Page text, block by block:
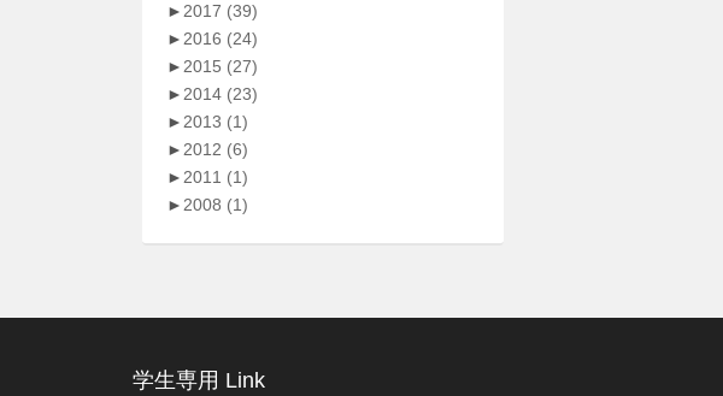
► 2017 (39)
► 2016 (24)
► 2015 (27)
► 2014 (23)
► 2013 (1)
► 2012 (6)
► 2011 (1)
► 2008 (1)
学生専用 Link